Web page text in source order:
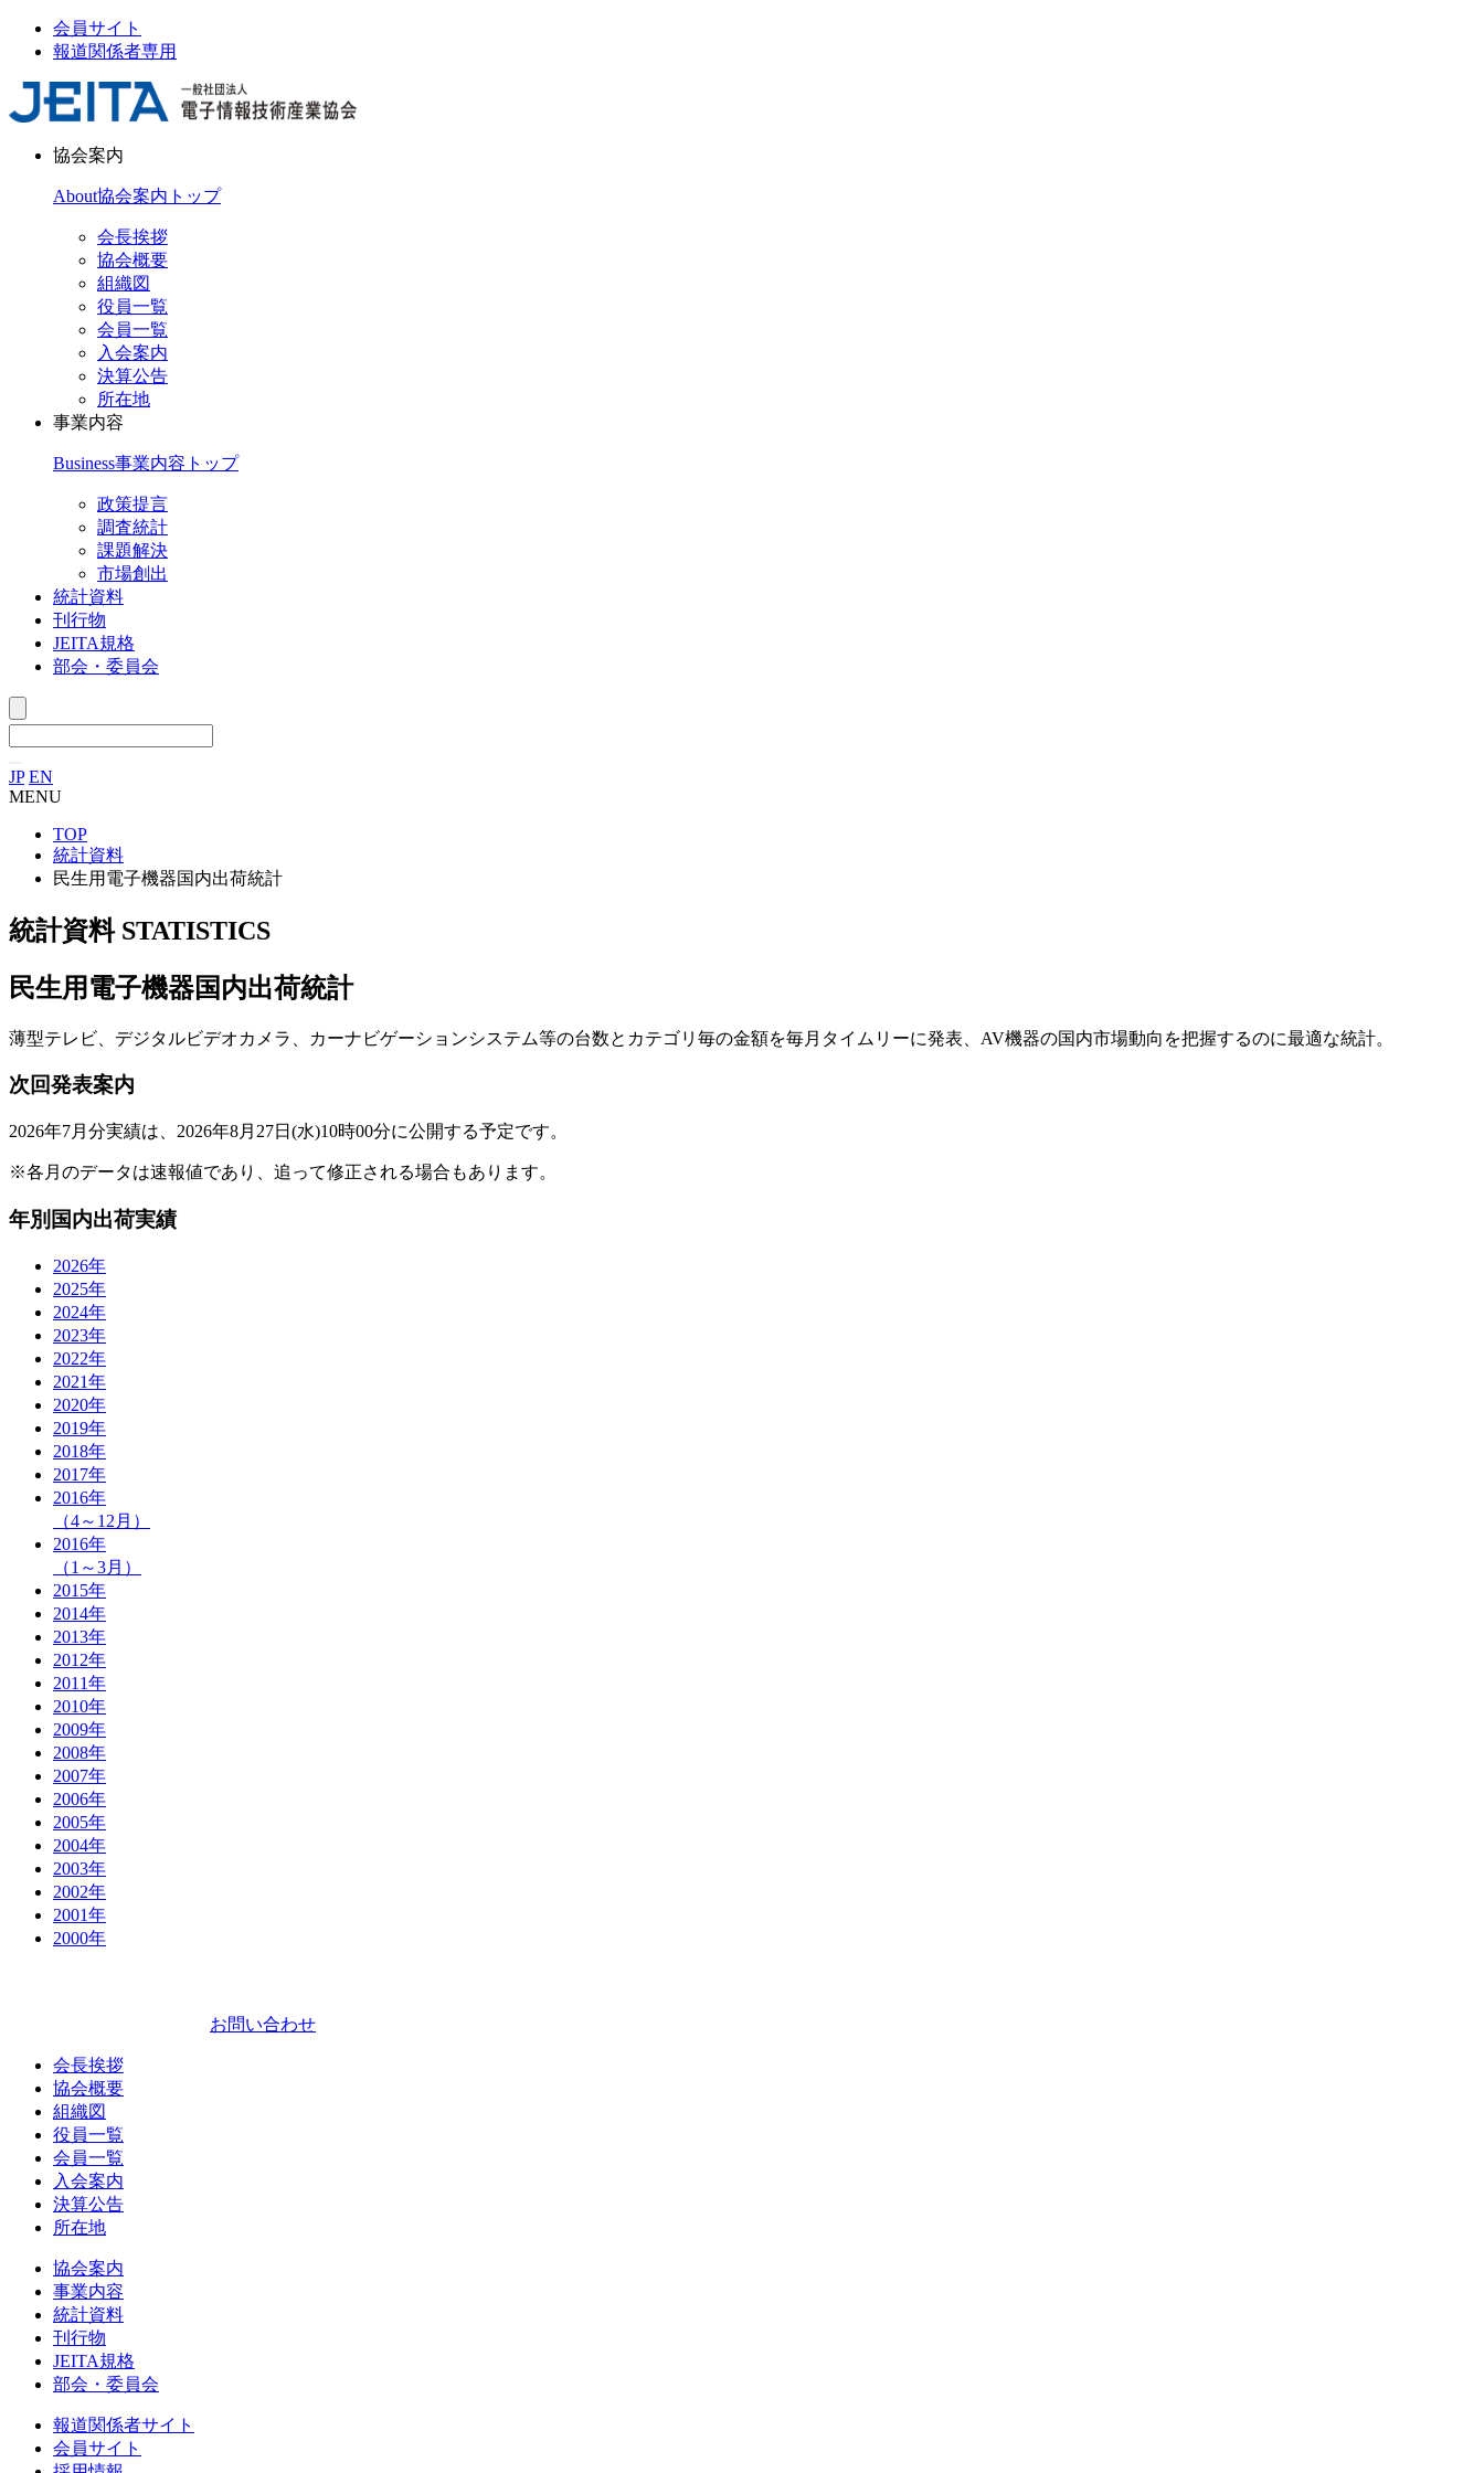
会員サイト
報道関係者専用
協会案内
About協会案内トップ
会長挨拶
協会概要
組織図
役員一覧
会員一覧
入会案内
決算公告
所在地
事業内容
Business事業内容トップ
政策提言
調査統計
課題解決
市場創出
統計資料
刊行物
JEITA規格
部会・委員会
JP EN
MENU
TOP
統計資料
民生用電子機器国内出荷統計
統計資料 STATISTICS
民生用電子機器国内出荷統計
薄型テレビ、デジタルビデオカメラ、カーナビゲーションシステム等の台数とカテゴリ毎の金額を毎月タイムリーに発表、AV機器の国内市場動向を把握するのに最適な統計。
次回発表案内
2026年7月分実績は、2026年8月27日(水)10時00分に公開する予定です。
※各月のデータは速報値であり、追って修正される場合もあります。
年別国内出荷実績
2026年
2025年
2024年
2023年
2022年
2021年
2020年
2019年
2018年
2017年
2016年
（4～12月）
2016年
（1～3月）
2015年
2014年
2013年
2012年
2011年
2010年
2009年
2008年
2007年
2006年
2005年
2004年
2003年
2002年
2001年
2000年
お問い合わせ
会長挨拶
協会概要
組織図
役員一覧
会員一覧
入会案内
決算公告
所在地
協会案内
事業内容
統計資料
刊行物
JEITA規格
部会・委員会
報道関係者サイト
会員サイト